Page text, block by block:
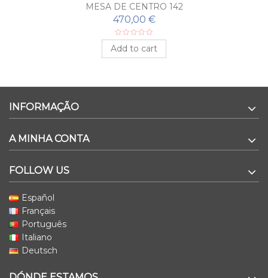
MESA DE CENTRO 142
470,00 €
Add to cart
INFORMAÇÃO
A MINHA CONTA
FOLLOW US
Español
Français
Português
Italiano
Deutsch